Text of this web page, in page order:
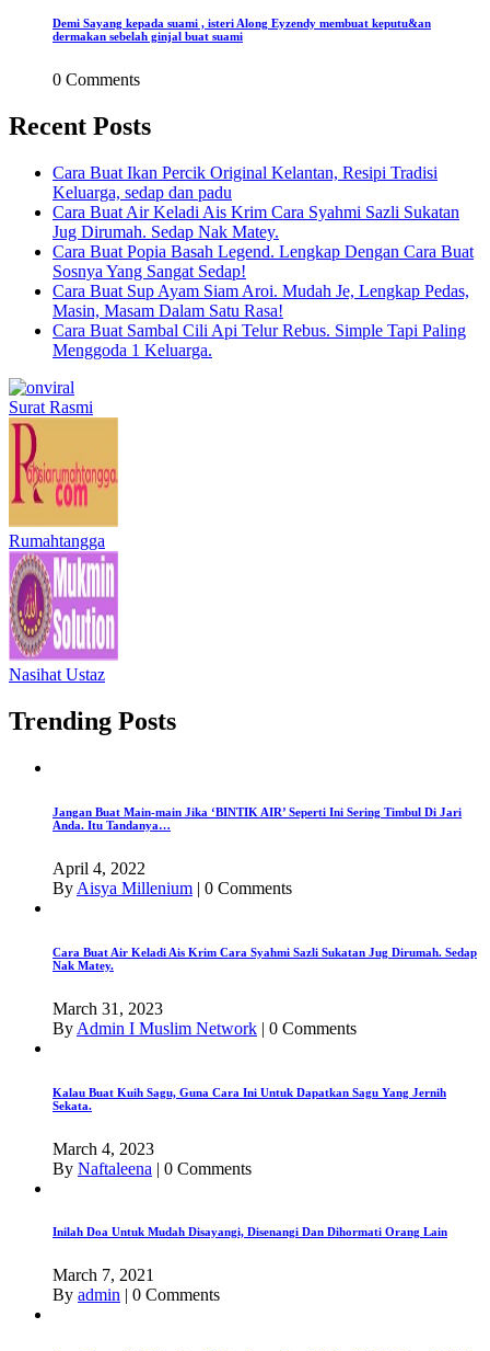
Demi Sayang kepada suami , isteri Along Eyzendy membuat keputu&an
dermakan sebelah ginjal buat suami
0 Comments
Recent Posts
Cara Buat Ikan Percik Original Kelantan, Resipi Tradisi
Keluarga, sedap dan padu
Cara Buat Air Keladi Ais Krim Cara Syahmi Sazli Sukatan
Jug Dirumah. Sedap Nak Matey.
Cara Buat Popia Basah Legend. Lengkap Dengan Cara Buat
Sosnya Yang Sangat Sedap!
Cara Buat Sup Ayam Siam Aroi. Mudah Je, Lengkap Pedas,
Masin, Masam Dalam Satu Rasa!
Cara Buat Sambal Cili Api Telur Rebus. Simple Tapi Paling
Menggoda 1 Keluarga.
Surat Rasmi
Rumahtangga
Nasihat Ustaz
Trending Posts
Jangan Buat Main-main Jika ‘BINTIK AIR’ Seperti Ini Sering Timbul Di Jari
Anda. Itu Tandanya…
April 4, 2022
By Aisya Millenium | 0 Comments
Cara Buat Air Keladi Ais Krim Cara Syahmi Sazli Sukatan Jug Dirumah. Sedap
Nak Matey.
March 31, 2023
By Admin I Muslim Network | 0 Comments
Kalau Buat Kuih Sagu, Guna Cara Ini Untuk Dapatkan Sagu Yang Jernih
Sekata.
March 4, 2023
By Naftaleena | 0 Comments
Inilah Doa Untuk Mudah Disayangi, Disenangi Dan Dihormati Orang Lain
March 7, 2021
By admin | 0 Comments